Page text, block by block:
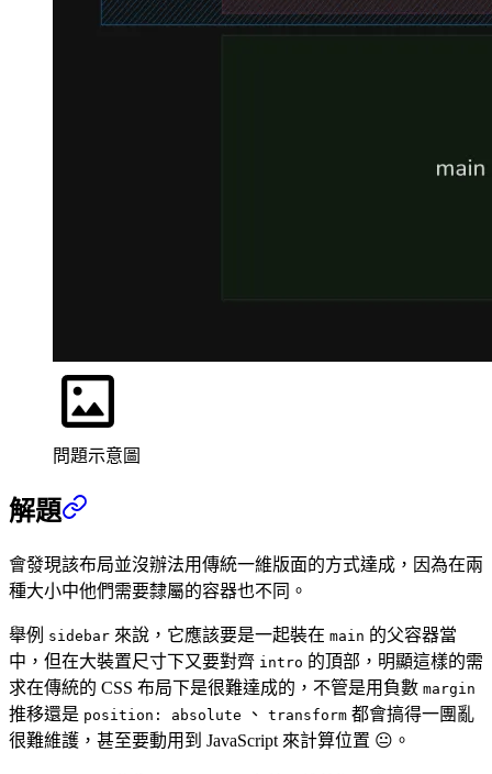
問題示意圖
解題
會發現該布局並沒辦法用傳統一維版面的方式達成，因為在兩
種大小中他們需要隸屬的容器也不同。
舉例 sidebar 來說，它應該要是一起裝在 main 的父容器當
中，但在大裝置尺寸下又要對齊 intro 的頂部，明顯這樣的需
求在傳統的 CSS 布局下是很難達成的，不管是用負數 margin
推移還是 position: absolute 、 transform 都會搞得一團亂
很難維護，甚至要動用到 JavaScript 來計算位置 😐。